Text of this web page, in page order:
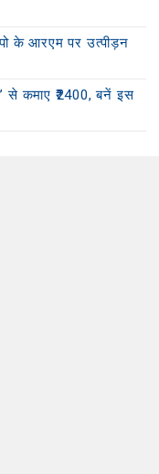
के आरएम पर उत्पीड़न
से कमाए ₹2400, बनें इस